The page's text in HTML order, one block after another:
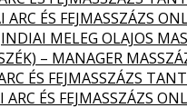
ARC ÉS FEJMASSZÁZS
INDIAI MELEG OLAJOS
– MANAGER
ÉS FEJMASSZÁZS
ARC ÉS FEJMASSZÁZS